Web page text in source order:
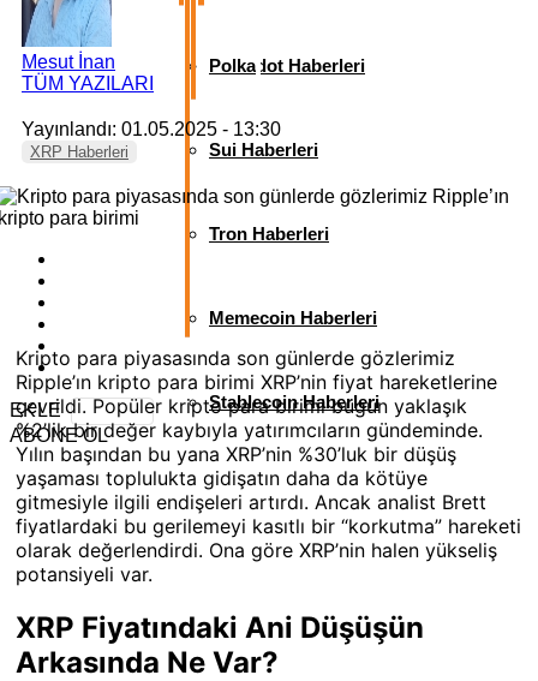
Polkadot Haberleri
Sui Haberleri
Tron Haberleri
Memecoin Haberleri
Stablecoin Haberleri
Mesut İnan
TÜM YAZILARI
Yayınlandı: 01.05.2025 - 13:30
XRP Haberleri
EKLE
ABONE OL
Kripto para piyasasında son günlerde gözlerimiz
Ripple’ın kripto para birimi XRP’nin fiyat hareketlerine
çevrildi. Popüler kripto para birimi bugün yaklaşık
%2’lik bir değer kaybıyla yatırımcıların gündeminde.
Yılın başından bu yana XRP’nin %30’luk bir düşüş
yaşaması toplulukta gidişatın daha da kötüye
gitmesiyle ilgili endişeleri artırdı. Ancak analist Brett
fiyatlardaki bu gerilemeyi kasıtlı bir “korkutma” hareketi
olarak değerlendirdi. Ona göre XRP’nin halen yükseliş
potansiyeli var.
XRP Fiyatındaki Ani Düşüşün
Arkasında Ne Var?